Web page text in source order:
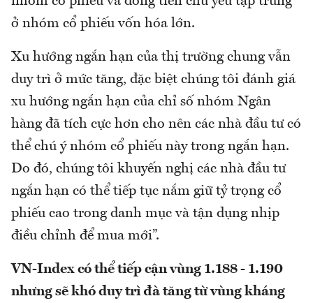
ở nhóm cổ phiếu vốn hóa lớn.
Xu hướng ngắn hạn của thị trường chung vẫn
duy trì ở mức tăng, đặc biệt chúng tôi đánh giá
xu hướng ngắn hạn của chỉ số nhóm Ngân
hàng đã tích cực hơn cho nên các nhà đầu tư có
thể chú ý nhóm cổ phiếu này trong ngắn hạn.
Do đó, chúng tôi khuyến nghị các nhà đầu tư
ngắn hạn có thể tiếp tục nắm giữ tỷ trọng cổ
phiếu cao trong danh mục và tận dụng nhịp
điều chỉnh để mua mới”.
VN-Index có thể tiếp cận vùng 1.188 - 1.190
nhưng sẽ khó duy trì đà tăng từ vùng kháng